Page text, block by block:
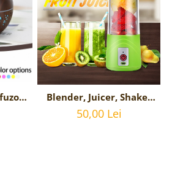
-
Blender, Juicer, Shaker
Portabil Reincarcabil
USB, Capacitate 380 ml
50,00 Lei